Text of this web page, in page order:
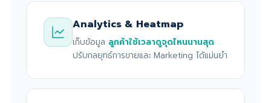
Analytics & Heatmap
เก็บข้อมูล ลูกค้าใช้เวลาดูจุดไหนนานสุด
ปรับกลยุทธ์การขายและ Marketing ได้แม่นยำ